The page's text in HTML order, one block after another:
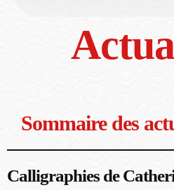
Sommaire des
Calligraphies de